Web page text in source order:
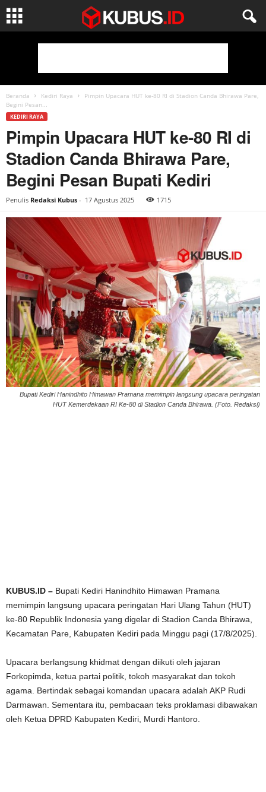
Beranda Kediri Raya
Pimpin Upacara HUT ke-80 RI di Stadion Canda Bhirawa Pare,
Begini Pesan...
KEDIRI RAYA
Pimpin Upacara HUT ke-80 RI di
Stadion Canda Bhirawa Pare,
Begini Pesan Bupati Kediri
Penulis Redaksi Kubus - 17 Agustus 2025 1715
Bupati Kediri Hanindhito Himawan Pramana memimpin langsung upacara peringatan
HUT Kemerdekaan RI Ke-80 di Stadion Canda Bhirawa. (Foto. Redaksi)
KUBUS.ID – Bupati Kediri Hanindhito Himawan Pramana
memimpin langsung upacara peringatan Hari Ulang Tahun (HUT)
ke-80 Republik Indonesia yang digelar di Stadion Canda Bhirawa,
Kecamatan Pare, Kabupaten Kediri pada Minggu pagi (17/8/2025).
Upacara berlangsung khidmat dengan diikuti oleh jajaran
Forkopimda, ketua partai politik, tokoh masyarakat dan tokoh
agama. Bertindak sebagai komandan upacara adalah AKP Rudi
Darmawan. Sementara itu, pembacaan teks proklamasi dibawakan
oleh Ketua DPRD Kabupaten Kediri, Murdi Hantoro.